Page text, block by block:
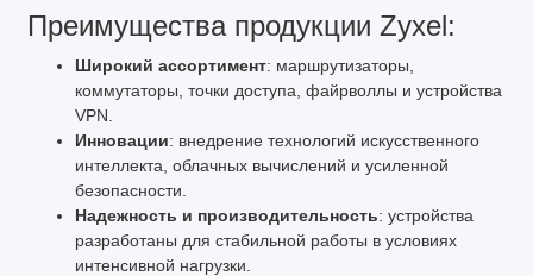
Преимущества продукции Zyxel:
Широкий ассортимент: маршрутизаторы,
коммутаторы, точки доступа, файрволлы и устройства
VPN.
Инновации: внедрение технологий искусственного
интеллекта, облачных вычислений и усиленной
безопасности.
Надежность и производительность: устройства
разработаны для стабильной работы в условиях
интенсивной нагрузки.